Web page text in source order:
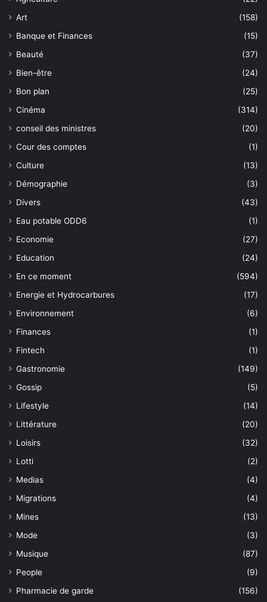
Art
(158)
Banque et Finances
(15)
Beauté
(37)
Bien-être
(24)
Bon plan
(25)
Cinéma
(314)
conseil des ministres
(20)
Cour des comptes
(1)
Culture
(13)
Démographie
(3)
Divers
(43)
Eau potable ODD6
(1)
Economie
(27)
Education
(24)
En ce moment
(594)
Energie et Hydrocarbures
(17)
Environnement
(6)
Finances
(1)
Fintech
(1)
Gastronomie
(149)
Gossip
(5)
Lifestyle
(14)
Littérature
(20)
Loisirs
(32)
Lotti
(2)
Medias
(4)
Migrations
(4)
Mines
(13)
Mode
(3)
Musique
(87)
People
(9)
Pharmacie de garde
(156)